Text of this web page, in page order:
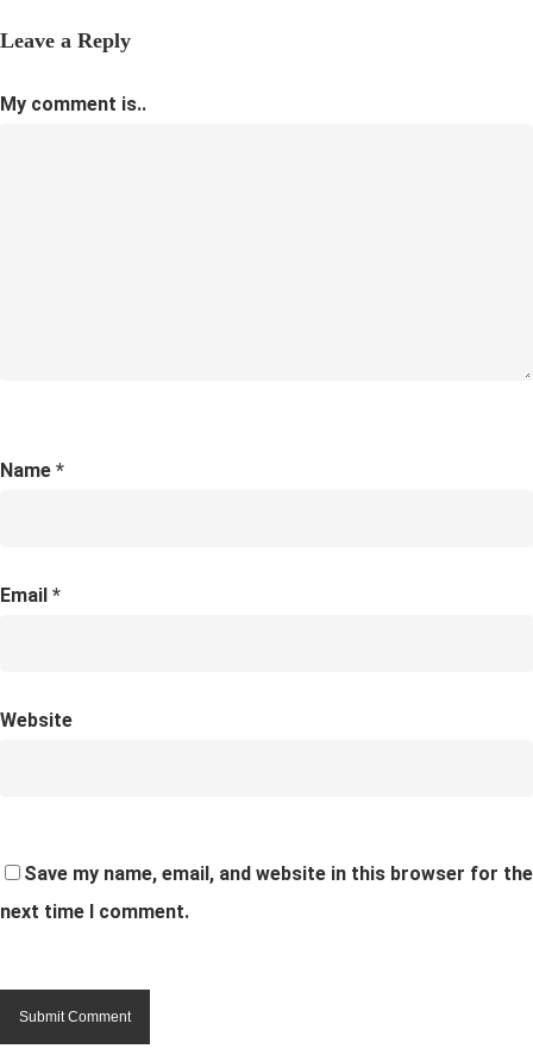
Leave a Reply
My comment is..
Name *
Email *
Website
Save my name, email, and website in this browser for the
next time I comment.